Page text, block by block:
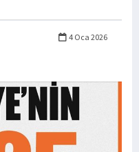
4 Oca 2026